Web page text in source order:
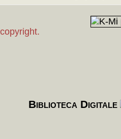
Biblioteca Digitale